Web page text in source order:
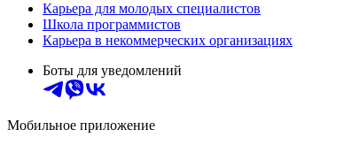
Карьера для молодых специалистов
Школа программистов
Карьера в некоммерческих организациях
Боты для уведомлений
Мобильное приложение